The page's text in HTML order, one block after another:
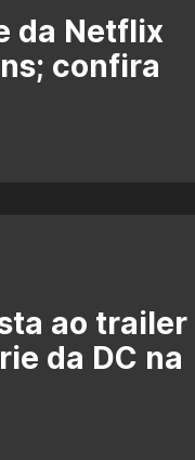
da Netflix
confira
ao trailer
da DC na